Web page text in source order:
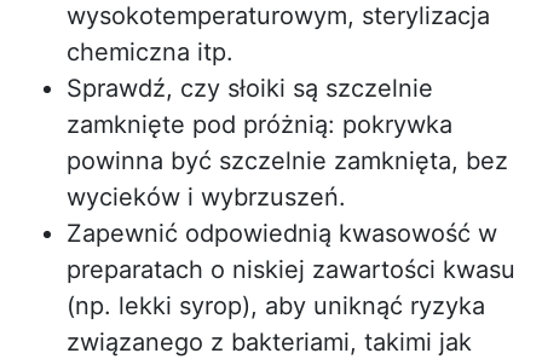
wysokotemperaturowym, sterylizacja
chemiczna itp.
Sprawdź, czy słoiki są szczelnie
zamknięte pod próżnią: pokrywka
powinna być szczelnie zamknięta, bez
wycieków i wybrzuszeń.
Zapewnić odpowiednią kwasowość w
preparatach o niskiej zawartości kwasu
(np. lekki syrop), aby uniknąć ryzyka
związanego z bakteriami, takimi jak